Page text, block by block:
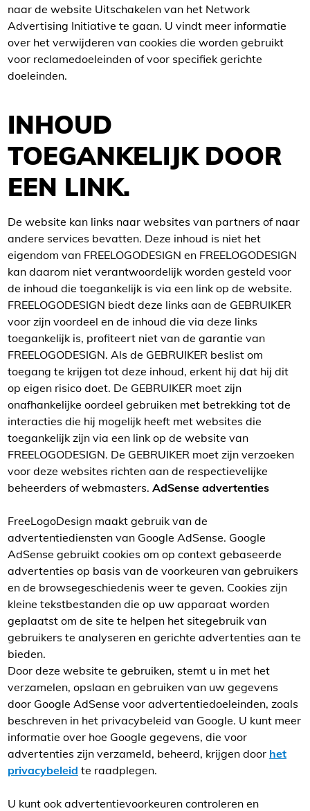
naar de website Uitschakelen van het Network
Advertising Initiative te gaan. U vindt meer informatie
over het verwijderen van cookies die worden gebruikt
voor reclamedoeleinden of voor specifiek gerichte
doeleinden.
INHOUD
TOEGANKELIJK DOOR
EEN LINK.
De website kan links naar websites van partners of naar
andere services bevatten. Deze inhoud is niet het
eigendom van FREELOGODESIGN en FREELOGODESIGN
kan daarom niet verantwoordelijk worden gesteld voor
de inhoud die toegankelijk is via een link op de website.
FREELOGODESIGN biedt deze links aan de GEBRUIKER
voor zijn voordeel en de inhoud die via deze links
toegankelijk is, profiteert niet van de garantie van
FREELOGODESIGN. Als de GEBRUIKER beslist om
toegang te krijgen tot deze inhoud, erkent hij dat hij dit
op eigen risico doet. De GEBRUIKER moet zijn
onafhankelijke oordeel gebruiken met betrekking tot de
interacties die hij mogelijk heeft met websites die
toegankelijk zijn via een link op de website van
FREELOGODESIGN. De GEBRUIKER moet zijn verzoeken
voor deze websites richten aan de respectievelijke
beheerders of webmasters. AdSense advertenties
FreeLogoDesign maakt gebruik van de
advertentiediensten van Google AdSense. Google
AdSense gebruikt cookies om op context gebaseerde
advertenties op basis van de voorkeuren van gebruikers
en de browsegeschiedenis weer te geven. Cookies zijn
kleine tekstbestanden die op uw apparaat worden
geplaatst om de site te helpen het sitegebruik van
gebruikers te analyseren en gerichte advertenties aan te
bieden.
Door deze website te gebruiken, stemt u in met het
verzamelen, opslaan en gebruiken van uw gegevens
door Google AdSense voor advertentiedoeleinden, zoals
beschreven in het privacybeleid van Google. U kunt meer
informatie over hoe Google gegevens, die voor
advertenties zijn verzameld, beheerd, krijgen door het
privacybeleid te raadplegen.
U kunt ook advertentievoorkeuren controleren en